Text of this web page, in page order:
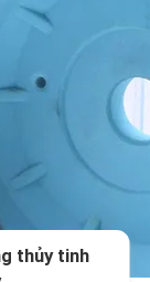
thủy tinh